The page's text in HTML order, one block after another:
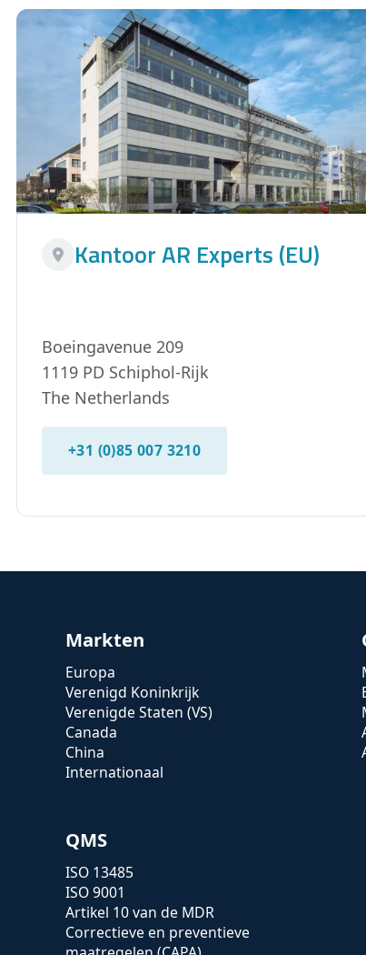
Kantoor AR Experts (EU)
Boeingavenue 209
1119 PD Schiphol-Rijk
The Netherlands
+31 (0)85 007 3210
Markten
Europa
Verenigd Koninkrijk
Verenigde Staten (VS)
Canada
China
Internationaal
QMS
ISO 13485
ISO 9001
Artikel 10 van de MDR
Correctieve en preventieve